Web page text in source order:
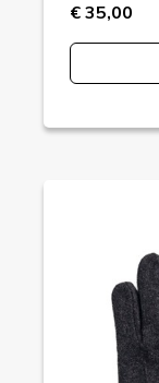
€ 35,00